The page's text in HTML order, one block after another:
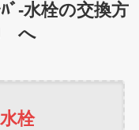
ﾞ-水栓の交換方
へ
水栓